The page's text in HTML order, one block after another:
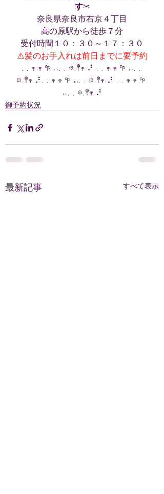
す✂︎
奈良県奈良市右京４丁目
高の原駅から徒歩７分
受付時間１０：３０～１７：３０
⚠️髪のお手入れは前日までに要予約
. . 𖥧 𖥧 𖧧 ˒˒. . 𖡼.𖤣𖥧 ⠜ . . 𖥧 𖥧 𖧧 ˒˒. .
𖡼.𖤣𖥧 ⠜. . 𖥧 𖥧 𖧧 ˒˒. . 𖡼.𖤣𖥧 ⠜ . . 𖥧 𖥧 𖧧
˒˒. . 𖡼.𖤣𖥧 ⠜
御予約状況
最新記事 すべて表示